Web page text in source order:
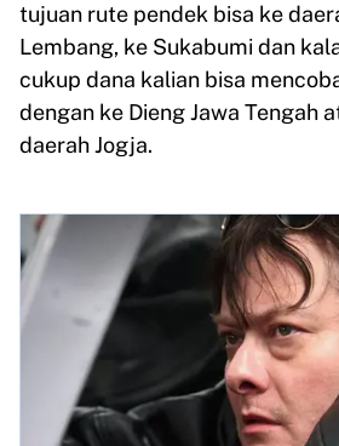
tujuan rute pendek bisa ke
Lembang, ke Sukabumi dan
cukup dana kalian bisa
dengan ke Dieng Jawa Tengah
daerah Jogja.